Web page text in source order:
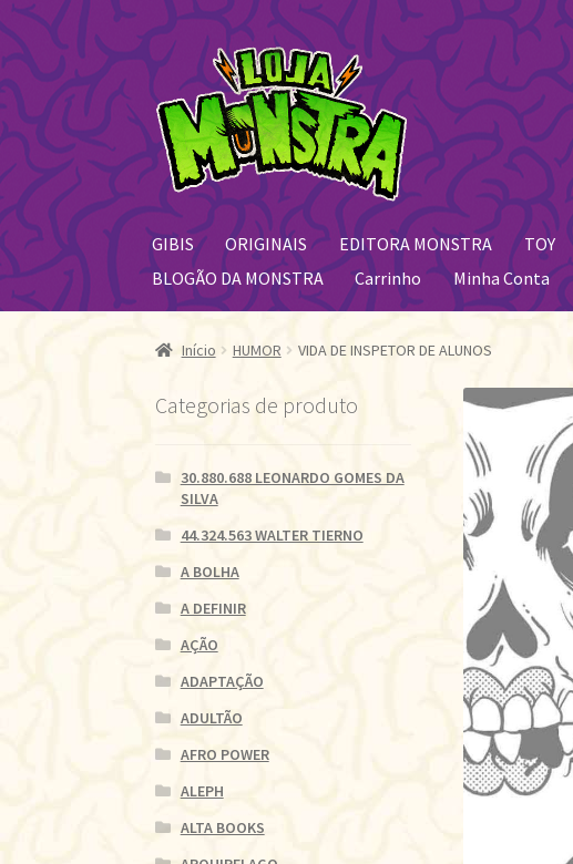
Pular
para
navegação
Pular
para
o
conteúdo
GIBIS ORIGINAIS EDITORA MONSTRA TOY
BLOGÃO DA MONSTRA
Carrinho Minha Conta
Início HUMOR VIDA DE INSPETOR DE ALUNOS
Categorias de produto
30.880.688 LEONARDO GOMES DA
SILVA
44.324.563 WALTER TIERNO
A BOLHA
A DEFINIR
AÇÃO
ADAPTAÇÃO
ADULTÃO
AFRO POWER
ALEPH
ALTA BOOKS